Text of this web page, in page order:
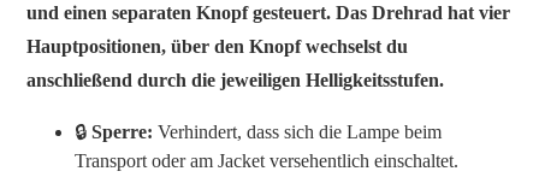
und einen separaten Knopf gesteuert. Das Drehrad hat vier
Hauptpositionen, über den Knopf wechselst du
anschließend durch die jeweiligen Helligkeitsstufen.
🔒Sperre: Verhindert, dass sich die Lampe beim
Transport oder am Jacket versehentlich einschaltet.